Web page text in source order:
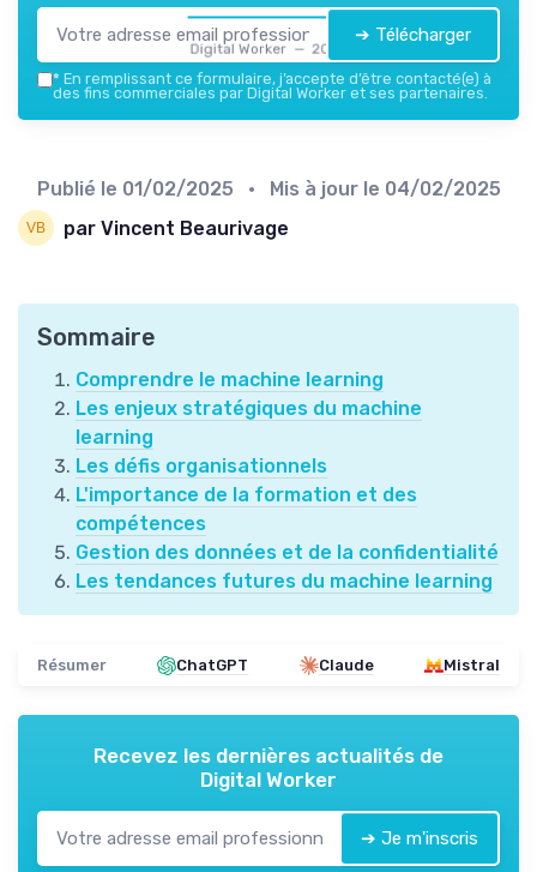
Digital Worker — 2026
➔ Télécharger
* En remplissant ce formulaire, j’accepte d’être contacté(e) à
des fins commerciales par Digital Worker et ses partenaires.
Publié le 01/02/2025 • Mis à jour le 04/02/2025
par Vincent Beaurivage
Sommaire
Comprendre le machine learning
Les enjeux stratégiques du machine
learning
Les défis organisationnels
L'importance de la formation et des
compétences
Gestion des données et de la confidentialité
Les tendances futures du machine learning
Résumer ChatGPT Claude Mistral
Recevez les dernières actualités de
Digital Worker
➔ Je m'inscris